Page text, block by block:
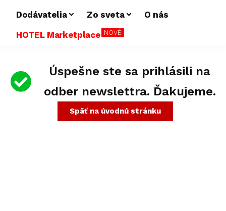
Dodávatelia
Zo sveta
O nás
HOTEL Marketplace NOVÉ
Úspešne ste sa prihlásili na
odber newslettra. Ďakujeme.
Späť na úvodnú stránku